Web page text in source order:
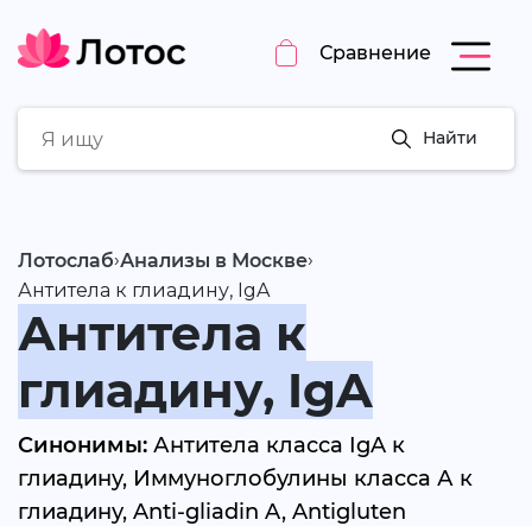
Сравнение
Найти
Лотослаб›Анализы в Москве›
Антитела к глиадину, IgA
Антитела к
глиадину, IgA
Синонимы: Антитела класса IgA к
глиадину, Иммуноглобулины класса А к
глиадину, Anti-gliadin A, Antigluten